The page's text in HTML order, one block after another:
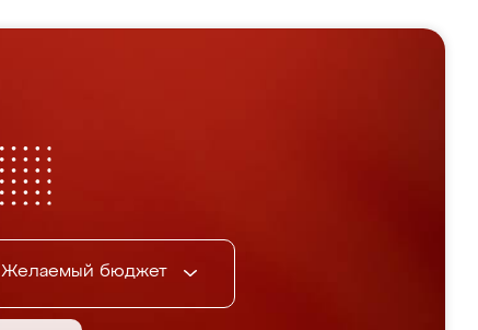
Желаемый бюджет